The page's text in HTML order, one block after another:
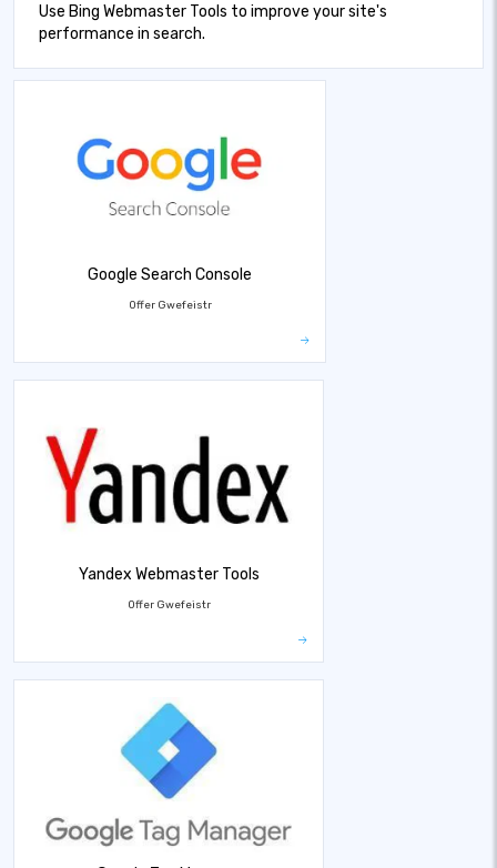
Use Bing Webmaster Tools to improve your site's
performance in search.
Google Search Console
Offer Gwefeistr
Yandex Webmaster Tools
Offer Gwefeistr